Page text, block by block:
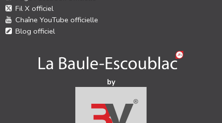
Fil X officiel
Chaîne YouTube officielle
Blog officiel
by